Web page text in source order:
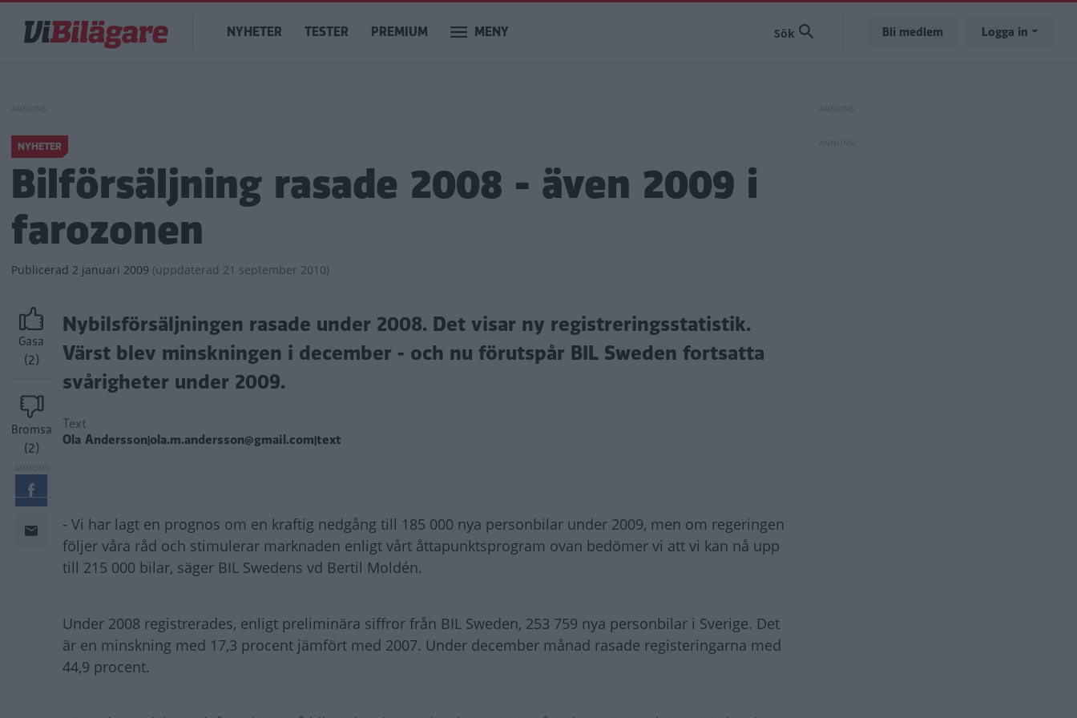
huvudinnehåll
Main
navigation
NYHETER TESTER PREMIUM MENY Bli medlem Logga in
NYHETER
Bilförsäljning rasade 2008 - även 2009 i
farozonen
Publicerad 2 januari 2009 (uppdaterad 21 september 2010)
Gasa
(2)
Bromsa
(2)
Nybilsförsäljningen rasade under 2008. Det visar ny registreringsstatistik.
Värst blev minskningen i december - och nu förutspår BIL Sweden fortsatta
svårigheter under 2009.
Text
Ola Andersson|ola.m.andersson@gmail.com|text
- Vi har lagt en prognos om en kraftig nedgång till 185 000 nya personbilar under 2009, men om regeringen
följer våra råd och stimulerar marknaden enligt vårt åttapunktsprogram ovan bedömer vi att vi kan nå upp
till 215 000 bilar, säger BIL Swedens vd Bertil Moldén.
Under 2008 registrerades, enligt preliminära siffror från BIL Sweden, 253 759 nya personbilar i Sverige. Det
är en minskning med 17,3 procent jämfört med 2007. Under december månad rasade registeringarna med
44,9 procent.